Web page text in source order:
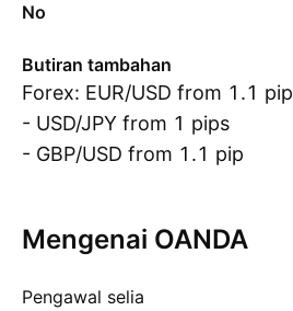
No
Butiran tambahan
Forex: EUR/USD from 1.1 pip
- USD/JPY from 1 pips
- GBP/USD from 1.1 pip
Mengenai OANDA
Pengawal selia